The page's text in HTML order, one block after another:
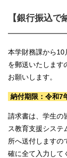
【銀行振込で
本学財務課から10
を郵送いたします
お願いします。
納付期限：令和7
請求書は、学生の
ス教育支援システ
所へ送付しますの
確に全て入力して